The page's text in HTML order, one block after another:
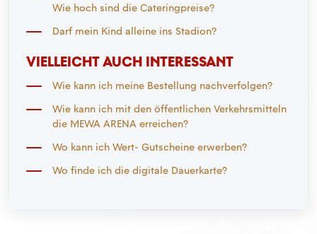
Wie hoch sind die Cateringpreise?
Darf mein Kind alleine ins Stadion?
VIELLEICHT AUCH INTERESSANT
Wie kann ich meine Bestellung nachverfolgen?
Wie kann ich mit den öffentlichen Verkehrsmitteln
die MEWA ARENA erreichen?
Wo kann ich Wert- Gutscheine erwerben?
Wo finde ich die digitale Dauerkarte?